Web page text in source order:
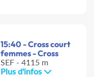
15:40 - Cross court
femmes - Cross
SEF - 4115 m
Plus d'infos